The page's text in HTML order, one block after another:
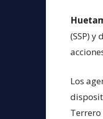
(SSP)
Los